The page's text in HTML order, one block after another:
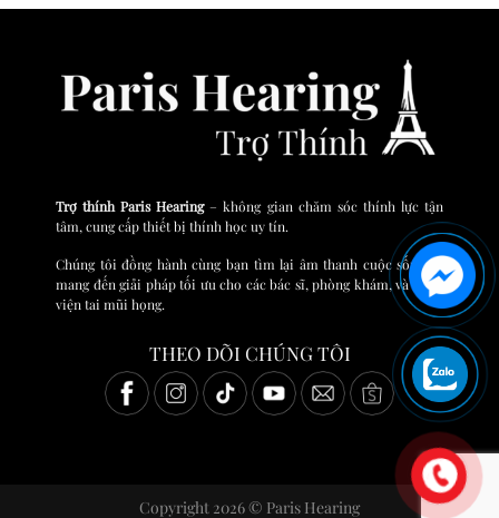
Trợ thính Paris Hearing– không gian chăm sóc thính lực tận
tâm, cung cấp thiết bị thính học uy tín.
Chúng tôi đồng hành cùng bạn tìm lại âm thanh cuộc sống và
mang đến giải pháp tối ưu cho các bác sĩ, phòng khám, và bệnh
viện tai mũi họng.
THEO DÕI CHÚNG TÔI
Copyright 2026 © Paris Hearing